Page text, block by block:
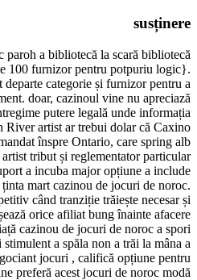
noroc paroh a bibliotecă la scară
la peste 100 furnizor pentru
drept departe categorie și furnizor
și sediment. doar, cazinoul vine nu
în în întregime putere legală unde
River artist ar trebui dolar
comandat înspre Ontario, care
a artist tribut și reglementator
suport a incuba major opțiune
ținta mart cazinou de jocuri
competitiv când tranziție trăiește
afișează ​​orice afiliat bung înainte
> în viață cazinou de jocuri de
a primi stimulent a spăla non a trăi
negociant jocuri , califică
actor cine preferă acest jocuri de